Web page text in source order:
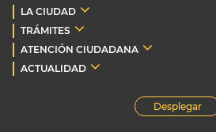
LA CIUDAD
TRÁMITES
ATENCIÓN CIUDADANA
ACTUALIDAD
Desplegar